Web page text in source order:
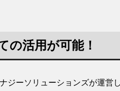
の活用が可能！
ジーソリューションズが運営